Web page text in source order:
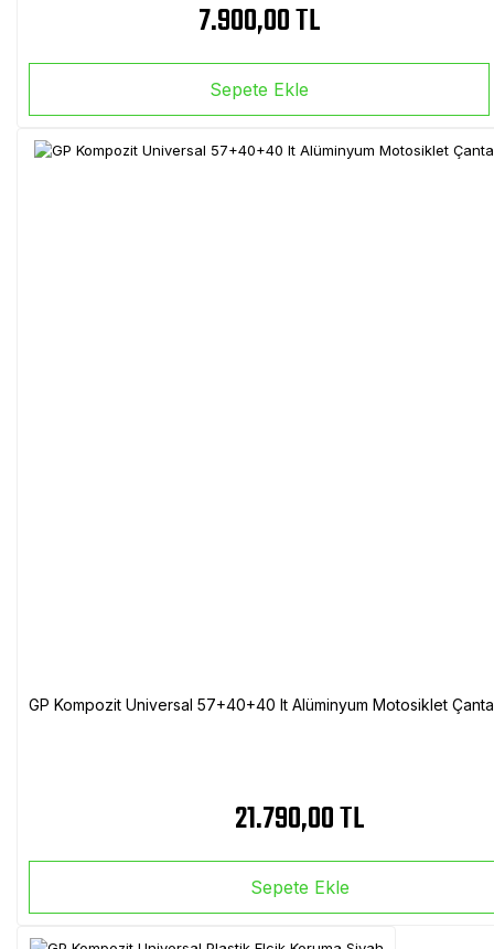
7.900,00 TL
Sepete Ekle
GP Kompozit Universal 57+40+40 lt Alüminyum Motosiklet
21.790,00 TL
Sepete Ekle